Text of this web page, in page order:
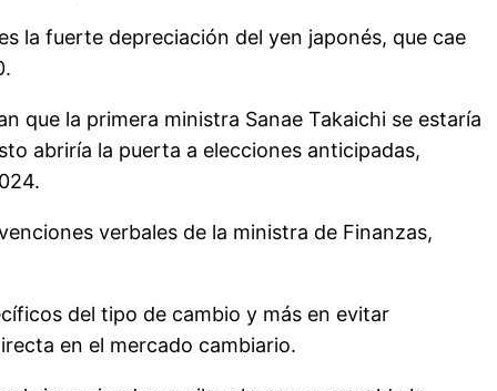
la fuerte depreciación del yen japonés, que cae
que la primera ministra Sanae Takaichi se estaría
abriría la puerta a elecciones anticipadas,
verbales de la ministra de Finanzas,
del tipo de cambio y más en evitar
en el mercado cambiario.